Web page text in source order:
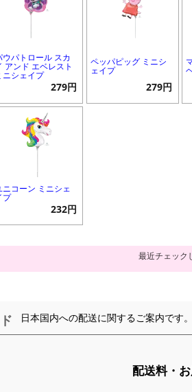
ウパトロール スカ
アンド エベレスト
ニシェイプ
279円
ペッパピッグ ミニシ
ェイプ
279円
ニコーン ミニシェ
プ
232円
最近チェック
日本国内への配送に関するご案内です
配送料・